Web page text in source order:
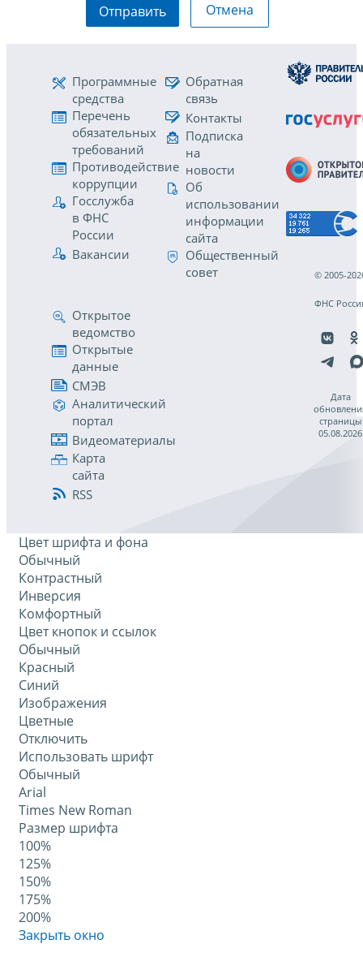
Отправить Отмена
Программные
средства
Перечень
обязательных
требований
Противодействие
коррупции
Госслужба
в ФНС
России
Вакансии
Обратная
связь
Контакты
Подписка
на
новости
Об
использовании
информации
сайта
Общественный
совет
Открытое
ведомство
Открытые
данные
СМЭВ
Аналитический
портал
Видеоматериалы
Карта
сайта
RSS
© 2005-
ФНС
Дата
страницы
05.08.2026
Цвет шрифта и фона
Обычный
Контрастный
Инверсия
Комфортный
Цвет кнопок и ссылок
Обычный
Красный
Синий
Изображения
Цветные
Отключить
Использовать шрифт
Обычный
Arial
Times New Roman
Размер шрифта
100%
125%
150%
175%
200%
Закрыть окно